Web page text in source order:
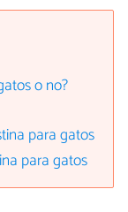
o no?
para gatos
para gatos